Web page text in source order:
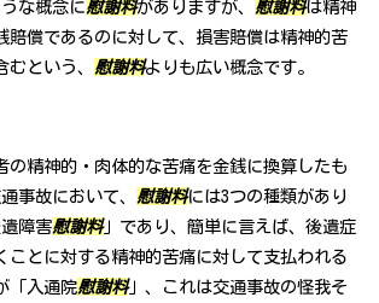
な概念に慰謝料がありますが、 慰謝料は精神
賠償であるのに対して、損害賠償は精神的苦
という、 慰謝料よりも広い概念です。
の精神的・肉体的な苦痛を金銭に換算したも
事故において、 慰謝料には3つの種類があり
障害慰謝料」であり、簡単に言えば、後遺症
ことに対する精神的苦痛に対して支払われる
「入通院慰謝料」、これは交通事故の怪我そ